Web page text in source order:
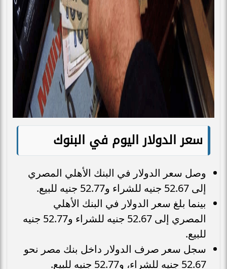
سعر الدولار اليوم في البنوك
وصل سعر الدولار في البنك الأهلي المصري
إلى 52.67 جنيه للشراء و52.77 جنيه للبيع.
بينما بلغ سعر الدولار في البنك الأهلي
المصري إلى 52.67 جنيه للشراء و52.77 جنيه
للبيع.
سجل سعر صرف الدولار داخل بنك مصر نحو
52.67 جنيه للشراء، و52.77 جنيه للبيع.